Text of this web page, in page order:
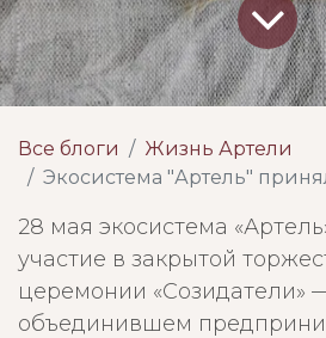
Все блоги
Жизнь Артели
Экосистема "Артель" приняла участие
28 мая экосистема
участие в закрытой
церемонии «Созидатели»
объединившем